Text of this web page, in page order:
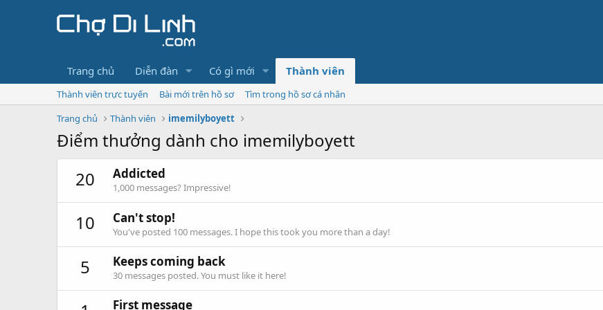
Trang chủ Diễn đàn Có gì mới Thành viên
Thành viên trực tuyến Bài mới trên hồ sơ
Tìm trong hồ sơ cá nhân
Trang chủ
Thành viên imemilyboyett
Điểm thưởng dành cho imemilyboyett
20
Addicted
1,000 messages? Impressive!
10 Can't stop!
You've posted 100 messages. I hope this took you more than a day!
5 Keeps coming back
30 messages posted. You must like it here!
First message